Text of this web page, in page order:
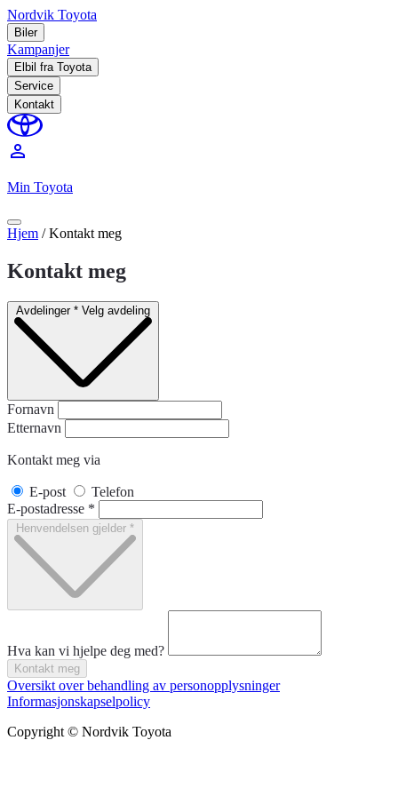
Nordvik Toyota
Biler
Kampanjer
Elbil fra Toyota
Service
Kontakt
perm_identity
Min Toyota
Hjem /Kontakt meg
Kontakt meg
Avdelinger * Velg avdeling
Fornavn
Etternavn
Kontakt meg via
E-post
Telefon
E-postadresse *
Henvendelsen gjelder *
Hva kan vi hjelpe deg med?
Kontakt meg
Oversikt over behandling av personopplysninger
Informasjonskapselpolicy
Copyright © Nordvik Toyota